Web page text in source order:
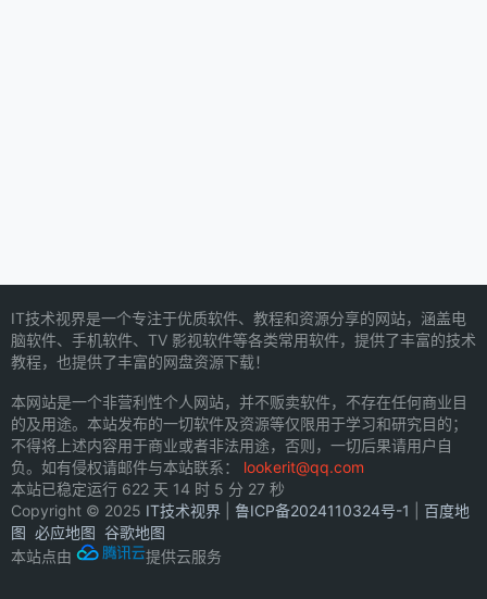
IT技术视界是一个专注于优质软件、教程和资源分享的网站，涵盖电
脑软件、手机软件、TV 影视软件等各类常用软件，提供了丰富的技术
教程，也提供了丰富的网盘资源下载！
本网站是一个非营利性个人网站，并不贩卖软件，不存在任何商业目
的及用途。本站发布的一切软件及资源等仅限用于学习和研究目的；
不得将上述内容用于商业或者非法用途，否则，一切后果请用户自
负。如有侵权请邮件与本站联系： lookerit@qq.com
本站已稳定运行 622 天 14 时 5 分 27 秒
Copyright © 2025 IT技术视界 鲁ICP备2024110324号-1
百度地
图 必应地图 谷歌地图
本站点由
提供云服务